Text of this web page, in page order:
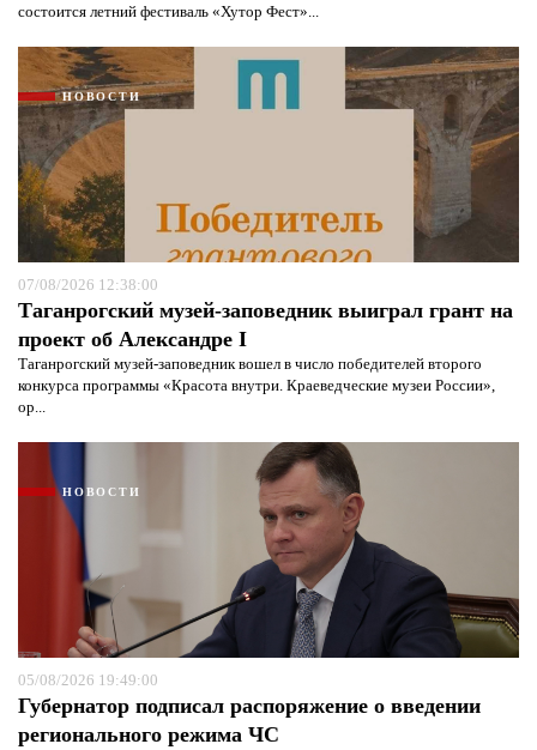
состоится летний фестиваль «Хутор Фест»...
НОВОСТИ
07/08/2026 12:38:00
Таганрогский музей-заповедник выиграл грант на
проект об Александре I
Таганрогский музей-заповедник вошел в число победителей второго
конкурса программы «Красота внутри. Краеведческие музеи России»,
ор...
НОВОСТИ
05/08/2026 19:49:00
Губернатор подписал распоряжение о введении
регионального режима ЧС